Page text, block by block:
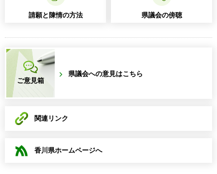
請願と陳情の方法 県議会の傍聴
ご意見箱
県議会への意見はこちら
関連リンク
香川県ホームページへ